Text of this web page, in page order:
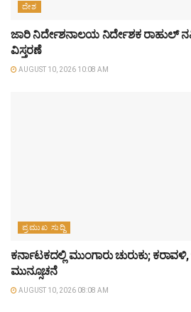
ದೇಶ
ಜಾರಿ ನಿರ್ದೇಶನಾಲಯ ನಿರ್ದೇಶಕ ರಾಹುಲ್
ವಿಸ್ತರಣೆ
AUGUST 10, 2026 10:08 AM
ಪ್ರಮುಖ ಸುದ್ದಿ
ಕರ್ನಾಟಕದಲ್ಲಿ ಮುಂಗಾರು ಚುರುಕು;
ಮುನ್ಸೂಚನೆ
AUGUST 10, 2026 08:08 AM